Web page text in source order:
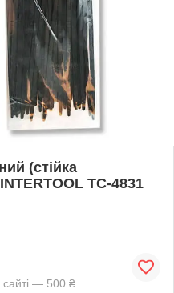
(стійка
TC-4831
сайті — 500 ₴